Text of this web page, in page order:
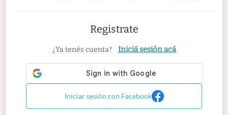
Registrate
¿Ya tenés cuenta? Iniciá sesión acá
Iniciar sesión con Facebook